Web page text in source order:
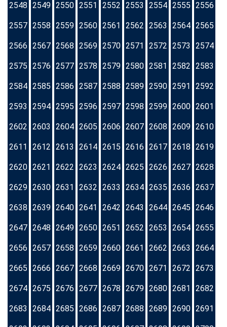
2548 2549 2550 2551 2552 2553 2554 2555 2556
2557 2558 2559 2560 2561 2562 2563 2564 2565
2566 2567 2568 2569 2570 2571 2572 2573 2574
2575 2576 2577 2578 2579 2580 2581 2582 2583
2584 2585 2586 2587 2588 2589 2590 2591 2592
2593 2594 2595 2596 2597 2598 2599 2600 2601
2602 2603 2604 2605 2606 2607 2608 2609 2610
2611 2612 2613 2614 2615 2616 2617 2618 2619
2620 2621 2622 2623 2624 2625 2626 2627 2628
2629 2630 2631 2632 2633 2634 2635 2636 2637
2638 2639 2640 2641 2642 2643 2644 2645 2646
2647 2648 2649 2650 2651 2652 2653 2654 2655
2656 2657 2658 2659 2660 2661 2662 2663 2664
2665 2666 2667 2668 2669 2670 2671 2672 2673
2674 2675 2676 2677 2678 2679 2680 2681 2682
2683 2684 2685 2686 2687 2688 2689 2690 2691